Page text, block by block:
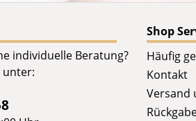
individuelle Beratung?
unter:
Shop
Häufig
Kontakt
Versand